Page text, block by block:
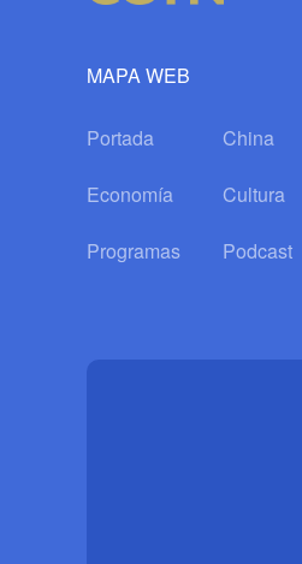
MAPA WEB
Portada China
Economía Cultura
Programas Podcast